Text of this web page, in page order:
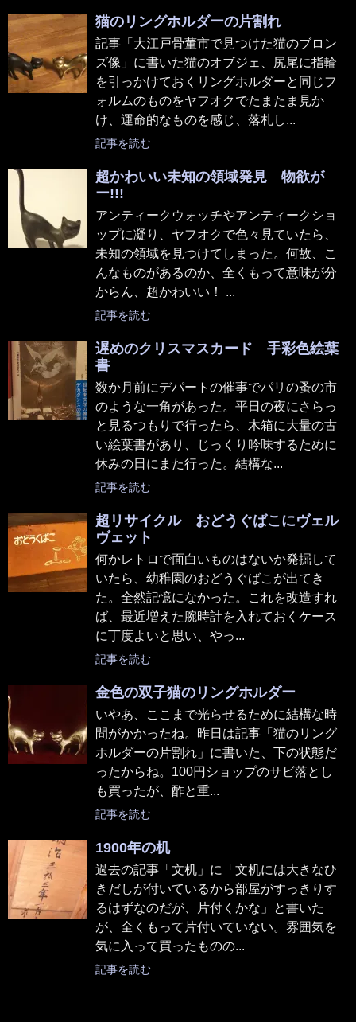
猫のリングホルダーの片割れ
記事「大江戸骨董市で見つけた猫のブロン
ズ像」に書いた猫のオブジェ、尻尾に指輪
を引っかけておくリングホルダーと同じフ
ォルムのものをヤフオクでたまたま見か
け、運命的なものを感じ、落札し...
記事を読む
超かわいい未知の領域発見 物欲が
ー!!!
アンティークウォッチやアンティークショ
ップに凝り、ヤフオクで色々見ていたら、
未知の領域を見つけてしまった。何故、こ
んなものがあるのか、全くもって意味が分
からん、超かわいい！ ...
記事を読む
遅めのクリスマスカード 手彩色絵葉
書
数か月前にデパートの催事でパリの蚤の市
のような一角があった。平日の夜にさらっ
と見るつもりで行ったら、木箱に大量の古
い絵葉書があり、じっくり吟味するために
休みの日にまた行った。結構な...
記事を読む
超リサイクル おどうぐばこにヴェル
ヴェット
何かレトロで面白いものはないか発掘して
いたら、幼稚園のおどうぐばこが出てき
た。全然記憶になかった。これを改造すれ
ば、最近増えた腕時計を入れておくケース
に丁度よいと思い、やっ...
記事を読む
金色の双子猫のリングホルダー
いやあ、ここまで光らせるために結構な時
間がかかったね。昨日は記事「猫のリング
ホルダーの片割れ」に書いた、下の状態だ
ったからね。100円ショップのサビ落とし
も買ったが、酢と重...
記事を読む
1900年の机
過去の記事「文机」に「文机には大きなひ
きだしが付いているから部屋がすっきりす
るはずなのだが、片付くかな」と書いた
が、全くもって片付いていない。雰囲気を
気に入って買ったものの...
記事を読む